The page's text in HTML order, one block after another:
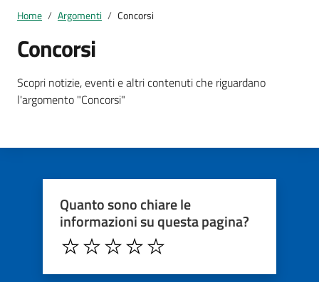
Home Argomenti Concorsi
Concorsi
Dettagli della notizia
Scopri notizie, eventi e altri contenuti che riguardano
l'argomento "Concorsi"
Quanto sono chiare le
informazioni su questa pagina?